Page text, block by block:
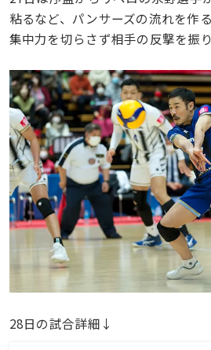
粘るなど、パンサーズの流れを作
集中力を切らさず相手の反撃を振
28日の試合詳細↓